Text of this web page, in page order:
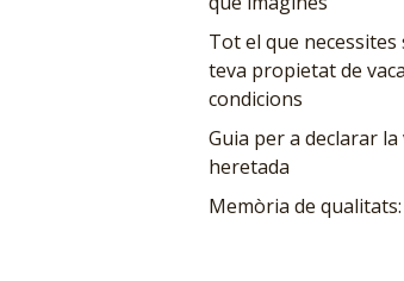
Tot el que
teva propietat de
condicions
Guia per a declarar
heretada
Memòria de